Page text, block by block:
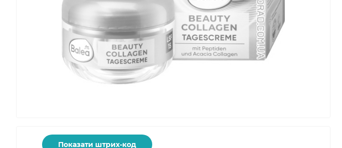
Показати штрих-код